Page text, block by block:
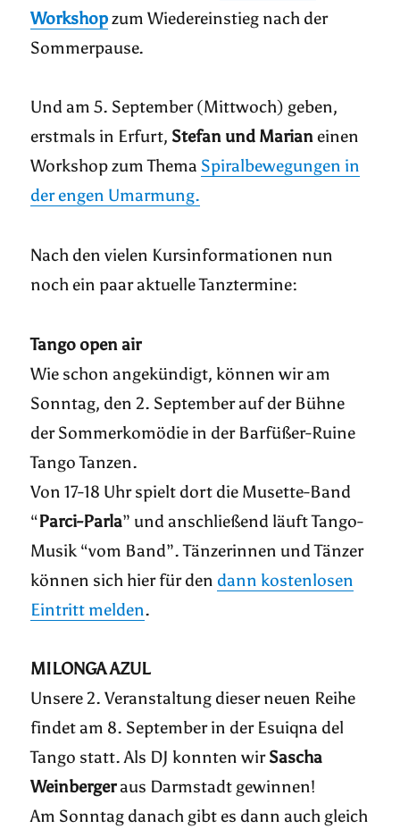
Workshopzum Wiedereinstieg nach der
Sommerpause.
Und am 5. September (Mittwoch) geben,
erstmals in Erfurt, Stefan und Marianeinen
Workshop zum Thema Spiralbewegungen in
der engen Umarmung.
Nach den vielen Kursinformationen nun
noch ein paar aktuelle Tanztermine:
Tango open air
Wie schon angekündigt, können wir am
Sonntag, den 2. September auf der Bühne
der Sommerkomödie in der Barfüßer-Ruine
Tango Tanzen.
Von 17-18 Uhr spielt dort die Musette-Band
“Parci-Parla” und anschließend läuft Tango-
Musik “vom Band”. Tänzerinnen und Tänzer
können sich hier für den dann kostenlosen
Eintritt melden.
MILONGA AZUL
Unsere 2. Veranstaltung dieser neuen Reihe
findet am 8. September in der Esuiqna del
Tango statt. Als DJ konnten wirSascha
Weinbergeraus Darmstadt gewinnen!
Am Sonntag danach gibt es dann auch gleich